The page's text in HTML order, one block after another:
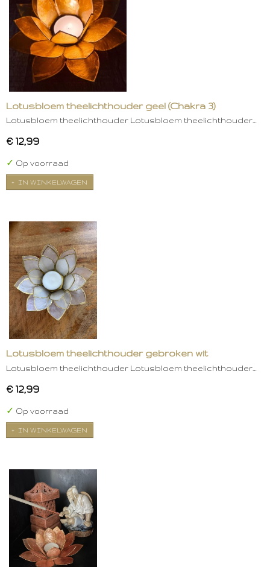
Lotusbloem theelichthouder geel (Chakra 3)
Lotusbloem theelichthouder Lotusbloem theelichthouder…
€ 12,99
✓ Op voorraad
IN WINKELWAGEN
Lotusbloem theelichthouder gebroken wit
Lotusbloem theelichthouder Lotusbloem theelichthouder…
€ 12,99
✓ Op voorraad
IN WINKELWAGEN